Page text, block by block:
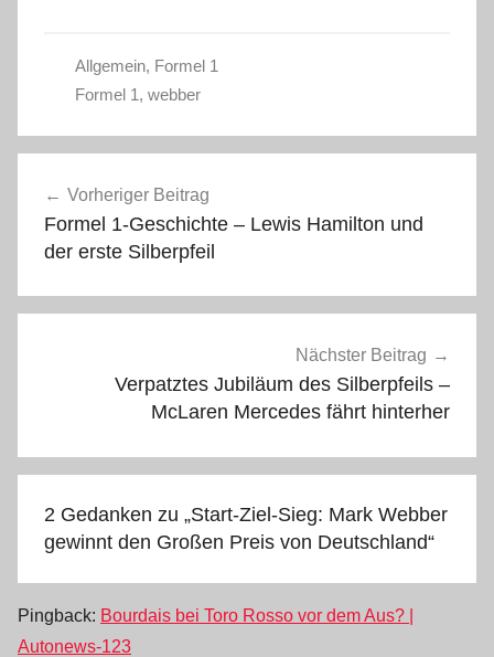
Allgemein, Formel 1
Formel 1, webber
Vorheriger Beitrag
Formel 1-Geschichte – Lewis Hamilton und
der erste Silberpfeil
Nächster Beitrag
Verpatztes Jubiläum des Silberpfeils –
McLaren Mercedes fährt hinterher
2 Gedanken zu „Start-Ziel-Sieg: Mark Webber
gewinnt den Großen Preis von Deutschland“
Pingback: Bourdais bei Toro Rosso vor dem Aus? |
Autonews-123